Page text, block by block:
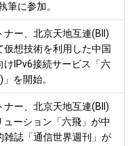
筆に参加。
ナー、北京天地互連(BII)
想技術を利用した中国
けIPv6接続サービス「六
を開始。
ナー、北京天地互連(BII)
ーション「六飛」が中
雑誌「通信世界週刊」が